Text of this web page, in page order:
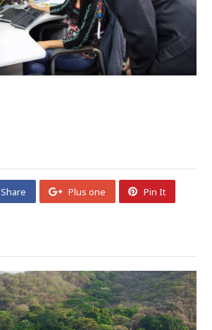
Share Plus one Pin It